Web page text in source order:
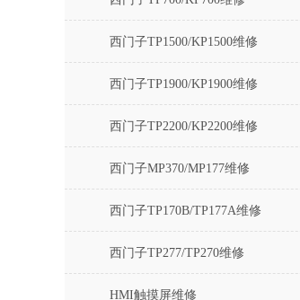
西门子TP1500/KP1500维修
西门子TP1900/KP1900维修
西门子TP2200/KP2200维修
西门子MP370/MP177维修
西门子TP170B/TP177A维修
西门子TP277/TP270维修
HMI触摸屏维修